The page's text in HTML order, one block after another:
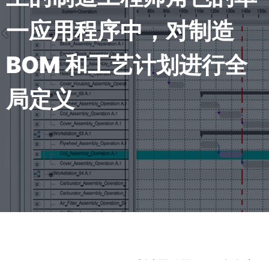
一应用程序中，对制造
BOM 和工艺计划进行全
局定义